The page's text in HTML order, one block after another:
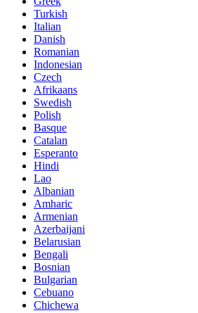
Turkish
Italian
Danish
Romanian
Indonesian
Czech
Afrikaans
Swedish
Polish
Basque
Catalan
Esperanto
Hindi
Lao
Albanian
Amharic
Armenian
Azerbaijani
Belarusian
Bengali
Bosnian
Bulgarian
Cebuano
Chichewa